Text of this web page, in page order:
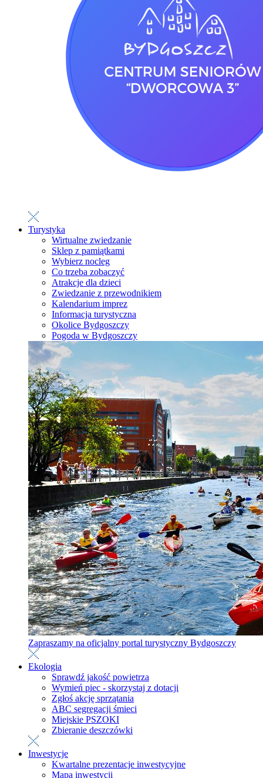
Turystyka
Wirtualne zwiedzanie
Sklep z pamiątkami
Wybierz nocleg
Co trzeba zobaczyć
Atrakcje dla dzieci
Zwiedzanie z przewodnikiem
Kalendarium imprez
Informacja turystyczna
Okolice Bydgoszczy
Pogoda w Bydgoszczy
Zapraszamy na oficjalny portal turystyczny Bydgoszczy
Ekologia
Sprawdź jakość powietrza
Wymień piec - skorzystaj z dotacji
Zgłoś akcję sprzątania
ABC segregacji śmieci
Miejskie PSZOKI
Zbieranie deszczówki
Inwestycje
Kwartalne prezentacje inwestycyjne
Mapa inwestycji